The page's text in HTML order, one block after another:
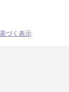
づく表示